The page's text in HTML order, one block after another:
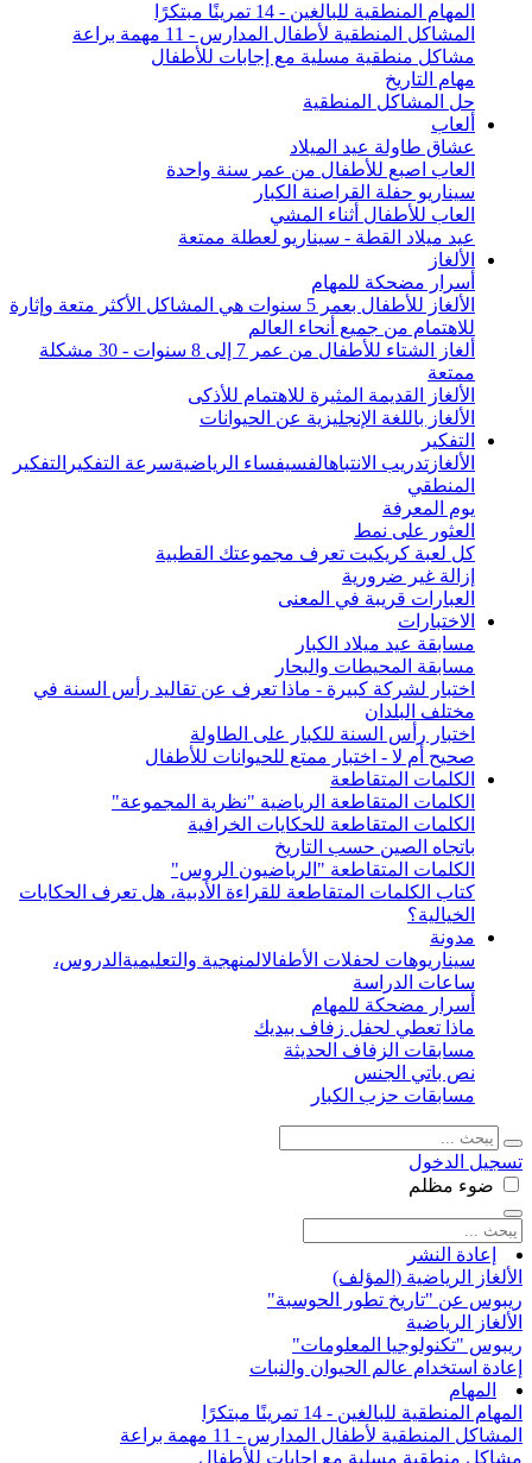
المهام المنطقية للبالغين - 14 تمرينًا مبتكرًا
المشاكل المنطقية لأطفال المدارس - 11 مهمة براعة
مشاكل منطقية مسلية مع إجابات للأطفال
مهام التاريخ
حل المشاكل المنطقية
ألعاب
عشاق طاولة عيد الميلاد
العاب اصبع للأطفال من عمر سنة واحدة
سيناريو حفلة القراصنة الكبار
العاب للأطفال أثناء المشي
عيد ميلاد القطة - سيناريو لعطلة ممتعة
الألغاز
أسرار مضحكة للمهام
الألغاز للأطفال بعمر 5 سنوات هي المشاكل الأكثر متعة وإثارة
للاهتمام من جميع أنحاء العالم
ألغاز الشتاء للأطفال من عمر 7 إلى 8 سنوات - 30 مشكلة
ممتعة
الألغاز القديمة المثيرة للاهتمام للأذكى
الألغاز باللغة الإنجليزية عن الحيوانات
التفكير
الألغاز تدريب الانتباهالفسيفساء الرياضيةسرعة التفكير التفكير
المنطقي
يوم المعرفة
العثور على نمط
كل لعبة كريكيت تعرف مجموعتك القطبية
إزالة غير ضرورية
العبارات قريبة في المعنى
الاختبارات
مسابقة عيد ميلاد الكبار
مسابقة المحيطات والبحار
اختبار لشركة كبيرة - ماذا تعرف عن تقاليد رأس السنة في
مختلف البلدان
اختبار رأس السنة للكبار على الطاولة
صحيح أم لا - اختبار ممتع للحيوانات للأطفال
الكلمات المتقاطعة
الكلمات المتقاطعة الرياضية "نظرية المجموعة"
الكلمات المتقاطعة للحكايات الخرافية
باتجاه الصين حسب التاريخ
الكلمات المتقاطعة "الرياضيون الروس"
كتاب الكلمات المتقاطعة للقراءة الأدبية، هل تعرف الحكايات
الخيالية؟
مدونة
سيناريوهات لحفلات الأطفالالمنهجية والتعليمية الدروس،
ساعات الدراسة
أسرار مضحكة للمهام
ماذا تعطي لحفل زفاف بيديك
مسابقات الزفاف الحديثة
نص باتي الجنس
مسابقات حزب الكبار
تسجيل الدخول
ضوء مظلم
إعادة النشر
الألغاز الرياضية (المؤلف)
ريبوس عن "تاريخ تطور الحوسبة"
الألغاز الرياضية
ريبوس "تكنولوجيا المعلومات"
إعادة استخدام عالم الحيوان والنبات
المهام
المهام المنطقية للبالغين - 14 تمرينًا مبتكرًا
المشاكل المنطقية لأطفال المدارس - 11 مهمة براعة
مشاكل منطقية مسلية مع إجابات للأطفال